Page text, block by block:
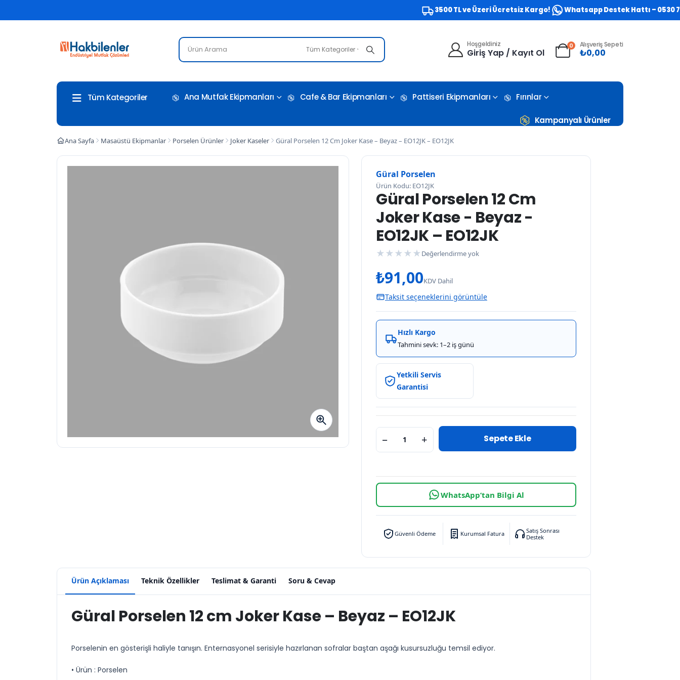
3500 TL ve Üzeri Ücretsiz Kargo! Whatsapp Destek Hattı – 0530 773
Tüm Kategoriler
Hoşgeldiniz
Giriş Yap / Kayıt Ol
0 Alışveriş Sepeti
₺0,00
Tüm Kategoriler Ana Mutfak Ekipmanları Cafe & Bar Ekipmanları Pattiseri Ekipmanları Fırınlar
Kampanyalı Ürünler
Ana Sayfa Masaüstü Ekipmanlar Porselen Ürünler Joker Kaseler Güral Porselen 12 Cm Joker Kase – Beyaz – EO12JK – EO12JK
Güral Porselen
Ürün Kodu: EO12JK
Güral Porselen 12 Cm
Joker Kase - Beyaz -
EO12JK – EO12JK
★ ★ ★ ★ ★ Değerlendirme yok
₺91,00KDV Dahil
Taksit seçeneklerini görüntüle
Hızlı Kargo
Tahmini sevk: 1–2 iş günü
Yetkili Servis
Garantisi
− + Sepete Ekle
WhatsApp’tan Bilgi Al
Güvenli Ödeme Kurumsal Fatura
Satış Sonrası
Destek
Ürün Açıklaması Teknik Özellikler Teslimat & Garanti Soru & Cevap
Güral Porselen 12 cm Joker Kase – Beyaz – EO12JK
Porselenin en gösterişli haliyle tanışın. Enternasyonel serisiyle hazırlanan sofralar baştan aşağı kusursuzluğu temsil ediyor.
• Ürün : Porselen